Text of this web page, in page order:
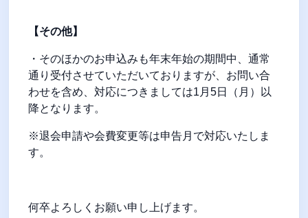
【その他】
・そのほかのお申込みも年末年始の期間中、通常
通り受付させていただいておりますが、お問い合
わせを含め、対応につきましては1 月 5日（月）以
降となります。
※退会申請や会費変更等は申告月で対応いたしま
す。
何卒よろしくお願い申し上げます。